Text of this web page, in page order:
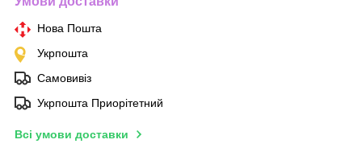
Нова Пошта
Укрпошта
Самовивіз
Укрпошта Приорітетний
Всі умови доставки